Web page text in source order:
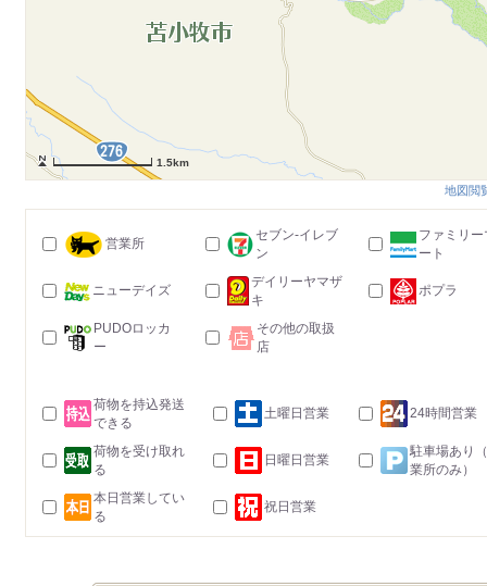
1.5km
地図閲
営業所
セブン-イレブ
ン
ファミリー
ート
ニューデイズ
デイリーヤマザ
キ
ポプラ
PUDOロッカ
ー
その他の取扱
店
荷物を持込発送
できる
土曜日営業 24時間営業
荷物を受け取れ
る
日曜日営業
駐車場あり
業所のみ）
本日営業してい
る
祝日営業